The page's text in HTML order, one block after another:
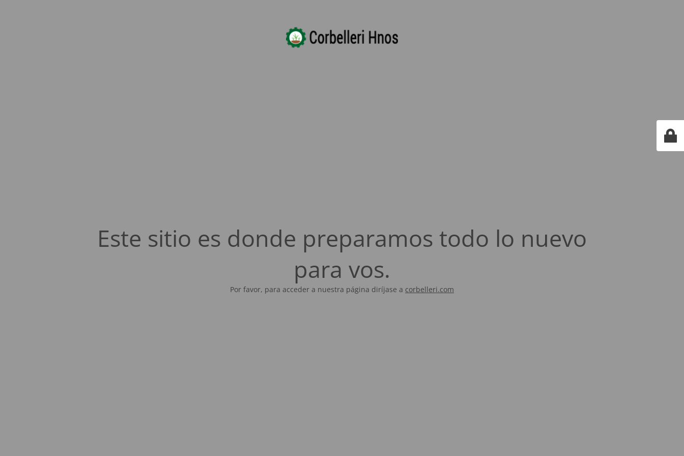
Este sitio es donde preparamos todo lo nuevo
para vos.
Por favor, para acceder a nuestra página diríjase a corbelleri.com